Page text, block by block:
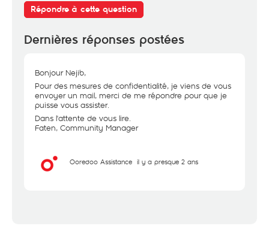
Répondre à cette question
Dernières réponses postées
Bonjour Nejib,
Pour des mesures de confidentialité, je viens de vous
envoyer un mail, merci de me répondre pour que je
puisse vous assister.
Dans l'attente de vous lire.
Faten, Community Manager
Ooredoo Assistance il y a presque 2 ans